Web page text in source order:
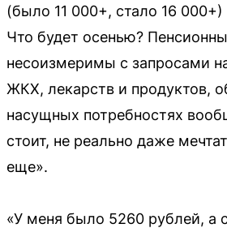
(было 11 000+, стало 16
Что будет осенью?
несоизмеримы с запросами
ЖКХ, лекарств и продуктов,
насущных потребностях
стоит, не реально даже
еще».
«У меня было 5260 рублей, а